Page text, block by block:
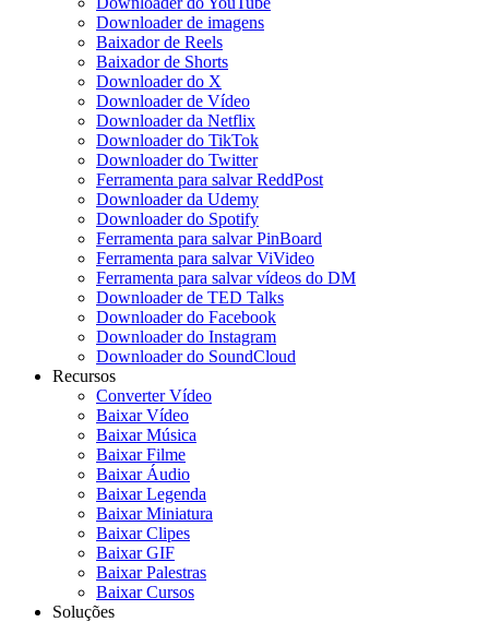
Downloader de imagens
Baixador de Reels
Baixador de Shorts
Downloader do X
Downloader de Vídeo
Downloader da Netflix
Downloader do TikTok
Downloader do Twitter
Ferramenta para salvar ReddPost
Downloader da Udemy
Downloader do Spotify
Ferramenta para salvar PinBoard
Ferramenta para salvar ViVideo
Ferramenta para salvar vídeos do DM
Downloader de TED Talks
Downloader do Facebook
Downloader do Instagram
Downloader do SoundCloud
Recursos
Converter Vídeo
Baixar Vídeo
Baixar Música
Baixar Filme
Baixar Áudio
Baixar Legenda
Baixar Miniatura
Baixar Clipes
Baixar GIF
Baixar Palestras
Baixar Cursos
Soluções